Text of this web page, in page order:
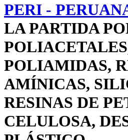
PERI -
LA PARTIDA
POLIAMIDAS,
AMÍNICAS,
RESINAS DE
CELULOSA,